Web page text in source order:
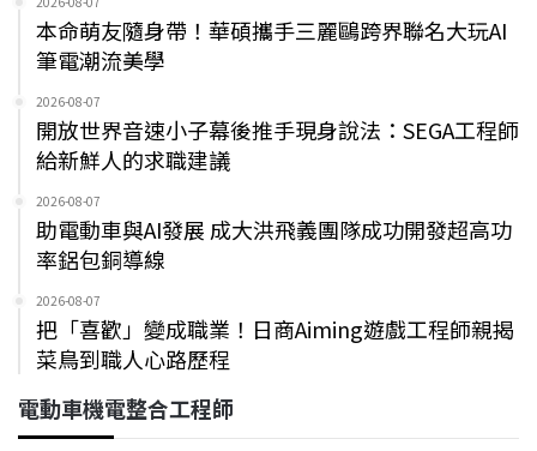
本命萌友隨身帶！華碩攜手三麗鷗跨界聯名大玩AI
筆電潮流美學
2026-08-07
開放世界音速小子幕後推手現身說法：SEGA工程師
給新鮮人的求職建議
2026-08-07
助電動車與AI發展 成大洪飛義團隊成功開發超高功
率鋁包銅導線
2026-08-07
把「喜歡」變成職業！日商Aiming遊戲工程師親揭
菜鳥到職人心路歷程
電動車機電整合工程師